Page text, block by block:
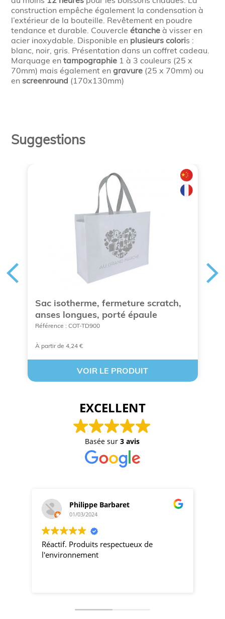
construction empêche également la condensation à
l’extérieur de la bouteille. Revêtement en poudre
tendance et durable. Couvercleétanche à visser en
acier inoxydable. Disponible en plusieurs coloris :
blanc, noir, gris. Présentation dans un coffret cadeau.
Marquage entampographie 1 à 3 couleurs (25 x
70mm) mais également engravure (25 x 70mm) ou
en screenround (170x130mm)
Suggestions
Sac isotherme, fermeture scratch,
anses longues, porté épaule
Référence : COT-TD900
À partir de 4,24 €
VOIR LE PRODUIT
EXCELLENT
Basée sur3 avis
Philippe Barbaret
01/03/2024
Réactif. Produits respectueux de
l'environnement